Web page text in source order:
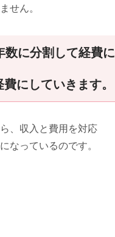
せん。
数に分割して経費に
にしていきます。
、収入と費用を対応
なっているのです。